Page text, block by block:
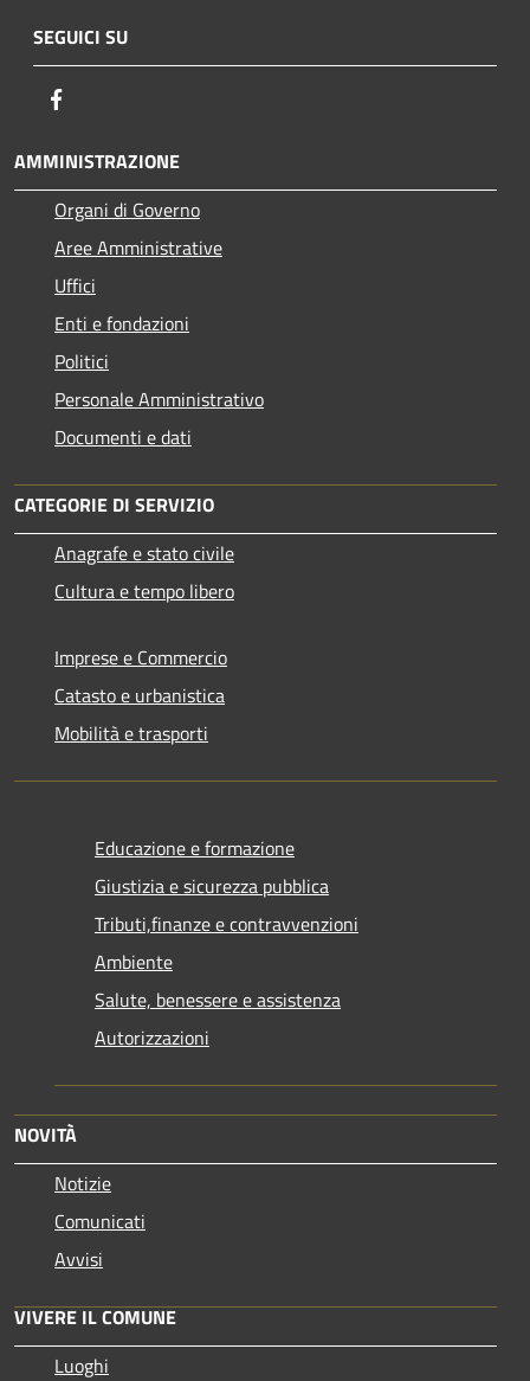
SEGUICI SU
AMMINISTRAZIONE
Organi di Governo
Aree Amministrative
Uffici
Enti e fondazioni
Politici
Personale Amministrativo
Documenti e dati
CATEGORIE DI SERVIZIO
Anagrafe e stato civile
Cultura e tempo libero
Imprese e Commercio
Catasto e urbanistica
Mobilità e trasporti
Educazione e formazione
Giustizia e sicurezza pubblica
Tributi,finanze e contravvenzioni
Ambiente
Salute, benessere e assistenza
Autorizzazioni
NOVITÀ
Notizie
Comunicati
Avvisi
VIVERE IL COMUNE
Luoghi